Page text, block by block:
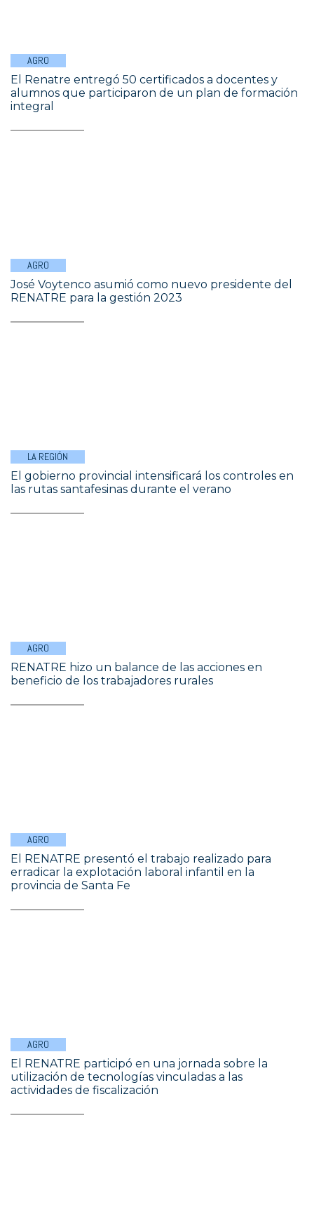
AGRO
El Renatre entregó 50 certificados a docentes y
alumnos que participaron de un plan de formación
integral
AGRO
José Voytenco asumió como nuevo presidente del
RENATRE para la gestión 2023
LA REGIÓN
El gobierno provincial intensificará los controles en
las rutas santafesinas durante el verano
AGRO
RENATRE hizo un balance de las acciones en
beneficio de los trabajadores rurales
AGRO
El RENATRE presentó el trabajo realizado para
erradicar la explotación laboral infantil en la
provincia de Santa Fe
AGRO
El RENATRE participó en una jornada sobre la
utilización de tecnologías vinculadas a las
actividades de fiscalización